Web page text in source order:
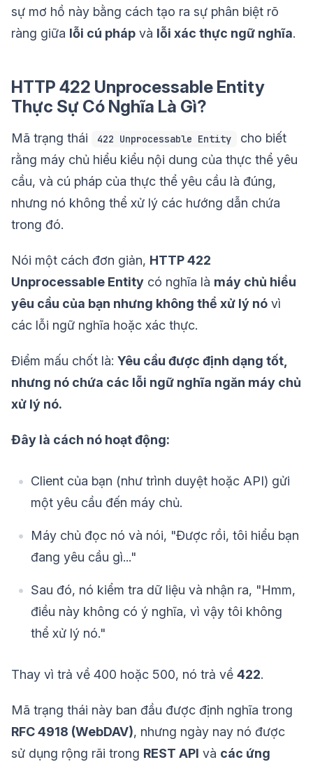
sự mơ hồ này bằng cách tạo ra sự phân biệt rõ
ràng giữa lỗi cú pháp và lỗi xác thực ngữ nghĩa.
HTTP 422 Unprocessable Entity
Thực Sự Có Nghĩa Là Gì?
Mã trạng thái 422 Unprocessable Entity
cho biết
rằng máy chủ hiểu kiểu nội dung của thực thể yêu
cầu, và cú pháp của thực thể yêu cầu là đúng,
nhưng nó không thể xử lý các hướng dẫn chứa
trong đó.
Nói một cách đơn giản, HTTP 422
Unprocessable Entity có nghĩa là máy chủ hiểu
yêu cầu của bạn nhưng không thể xử lý nó vì
các lỗi ngữ nghĩa hoặc xác thực.
Điểm mấu chốt là: Yêu cầu được định dạng tốt,
nhưng nó chứa các lỗi ngữ nghĩa ngăn máy chủ
xử lý nó.
Đây là cách nó hoạt động:
Client của bạn (như trình duyệt hoặc API) gửi
một yêu cầu đến máy chủ.
Máy chủ đọc nó và nói, "Được rồi, tôi hiểu bạn
đang yêu cầu gì..."
Sau đó, nó kiểm tra dữ liệu và nhận ra, "Hmm,
điều này không có ý nghĩa, vì vậy tôi không
thể xử lý nó."
Thay vì trả về 400 hoặc 500, nó trả về 422.
Mã trạng thái này ban đầu được định nghĩa trong
RFC 4918 (WebDAV), nhưng ngày nay nó được
sử dụng rộng rãi trong REST API và các ứng